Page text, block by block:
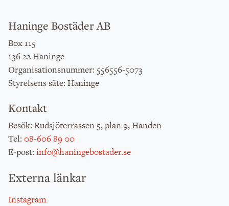
Haninge Bostäder AB
Box 115
136 22 Haninge
Organisationsnummer: 556556-5073
Styrelsens säte: Haninge
Kontakt
Besök: Rudsjöterrassen 5, plan 9, Handen
Tel: 08-606 89 00
E-post: info@haningebostader.se
Externa länkar
Instagram